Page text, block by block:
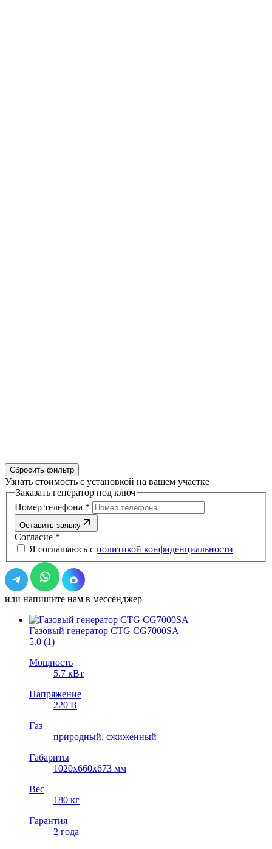
Сбросить фильтр
Узнать стоимость с установкой на вашем участке
Заказать генератор под ключ
Номер телефона *
Оставить заявку
Согласие *
Я соглашаюсь с политикой конфиденциальности
или напишите нам в мессенджер
Газовый генератор CTG CG7000SA
5.0 (1)
Мощность
5.7 кВт
Напряжение
220 В
Газ
природный, cжиженный
Габариты
1020х660х673 мм
Вес
180 кг
Гарантия
2 года